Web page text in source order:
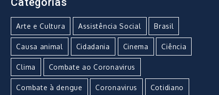
Arte e Cultura Assistência Social Brasil
Causa animal Cidadania Cinema Ciência
Clima Combate ao Coronavirus
Combate à dengue Coronavirus Cotidiano